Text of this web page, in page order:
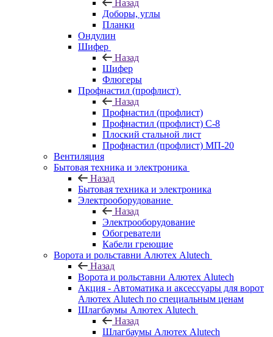
Назад
Доборы, углы
Планки
Ондулин
Шифер
Назад
Шифер
Флюгеры
Профнастил (профлист)
Назад
Профнастил (профлист)
Профнастил (профлист) С-8
Плоский стальной лист
Профнастил (профлист) МП-20
Вентиляция
Бытовая техника и электроника
Назад
Бытовая техника и электроника
Электрооборудование
Назад
Электрооборудование
Обогреватели
Кабели греющие
Ворота и рольставни Алютех Alutech
Назад
Ворота и рольставни Алютех Alutech
Акция - Автоматика и аксессуары для ворот
Алютех Alutech по специальным ценам
Шлагбаумы Алютех Alutech
Назад
Шлагбаумы Алютех Alutech